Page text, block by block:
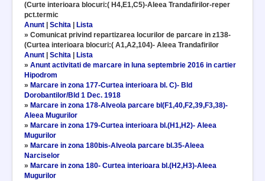
(Curte interioara blocuri:( H4,E1,C5)-Aleea Trandafirilor-reper
pct.termic
Anunt
Schita
Lista
» Comunicat privind repartizarea locurilor de parcare in z138-
(Curtea interioara blocuri:( A1,A2,104)- Aleea Trandafirilor
Anunt
Schita
Lista
» Anunt activitati de marcare in luna septembrie 2016 in cartier
Hipodrom
» Marcare in zona 177-Curtea interioara bl. C)- Bld
Dorobantilor/Bld 1 Dec. 1918
» Marcare in zona 178-Alveola parcare bl(F1,40,F2,39,F3,38)-
Aleea Mugurilor
» Marcare in zona 179-Curtea interioara bl.(H1,H2)- Aleea
Mugurilor
» Marcare in zona 180bis-Alveola parcare bl.35-Aleea
Narciselor
» Marcare in zona 180- Curtea interioara bl.(H2,H3)-Aleea
Mugurilor